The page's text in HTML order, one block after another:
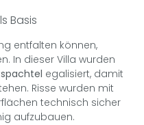
Basis
entfalten können,
In dieser Villa wurden
egalisiert, damit
Risse wurden mit
technisch sicher
aufzubauen.